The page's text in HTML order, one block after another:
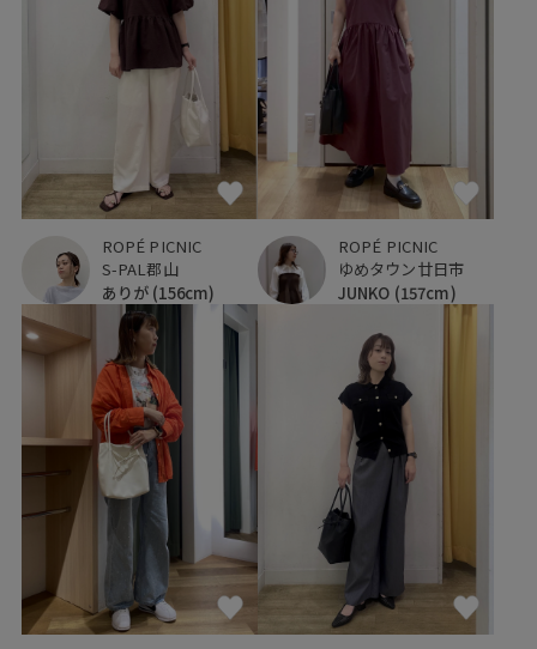
ROPÉ PICNIC
S-PAL郡山
ありが (156cm)
ROPÉ PICNIC
ゆめタウン廿日市
JUNKO (157cm)